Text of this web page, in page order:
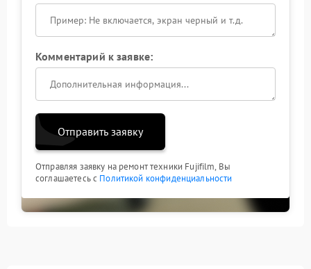
Комментарий к заявке:
Отправить заявку
Отправляя заявку на ремонт техники Fujifilm, Вы
соглашаетесь с Политикой конфиденциальности